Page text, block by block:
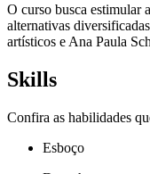
O curso busca estimular
alternativas
artísticos e Ana Paula
Skills
Confira as habilidades
Esboço